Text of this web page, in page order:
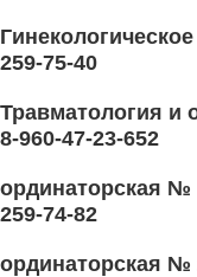
259-75-40
Травматология и
8-960-47-23-652
ординаторская №
259-74-82
ординаторская №